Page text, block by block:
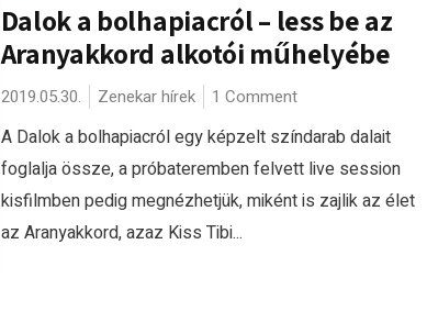
Dalok a bolhapiacról – less be az
Aranyakkord alkotói műhelyébe
2019.05.30. Zenekar hírek 1 Comment
A Dalok a bolhapiacról egy képzelt színdarab dalait
foglalja össze, a próbateremben felvett live session
kisfilmben pedig megnézhetjük, miként is zajlik az élet
az Aranyakkord, azaz Kiss Tibi...